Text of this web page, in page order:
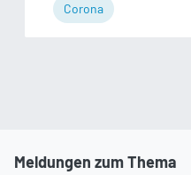
Corona
Meldungen zum Thema